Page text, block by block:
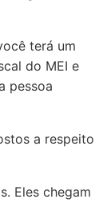
terá um
do MEI e
pessoa
a respeito
Eles chegam